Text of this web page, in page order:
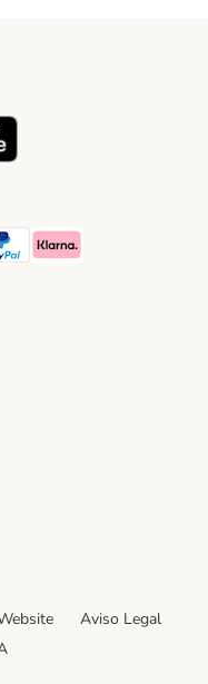
Method
MethodMethod
Payment Method
Klarna Payment Method
Method
Method
Aviso Legal